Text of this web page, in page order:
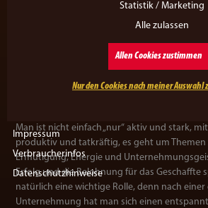
Statistik / Marketing
Alle zulassen
Allen Cookies zustimmen
Nur den Cookies nach meiner Auswahl
Impressum
Verbraucherinfos
Datenschutzhinweise
MIT
Dieses zeitgemäße Verständnis unserer
Man ist nicht einfach „nur“ aktiv und stark,
produktiv und tatkräftig, es geht um Themen
Ermutigung, Energie und
Erfolg und die Belohnung für das Geschaffte
natürlich eine wichtige Rolle, denn nach
Unternehmung hat man sich einen